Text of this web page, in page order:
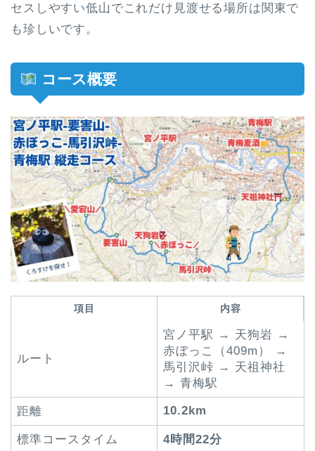
セスしやすい低山でこれだけ見渡せる場所は関東で
も珍しいです。
コース概要
項目 内容
ルート
宮ノ平駅 → 天狗岩 →
赤ぼっこ（409m） →
馬引沢峠 → 天祖神社
→ 青梅駅
距離 10.2km
標準コースタイム 4時間22分